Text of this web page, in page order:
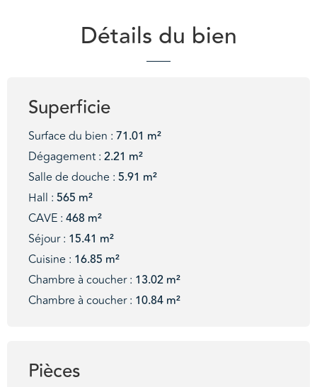
Détails du bien
Pièces
Superficie
Surface du bien : 71.01 m²
Dégagement : 2.21 m²
Salle de douche : 5.91 m²
Hall : 565 m²
CAVE : 468 m²
Séjour : 15.41 m²
Cuisine : 16.85 m²
Chambre à coucher : 13.02 m²
Chambre à coucher : 10.84 m²